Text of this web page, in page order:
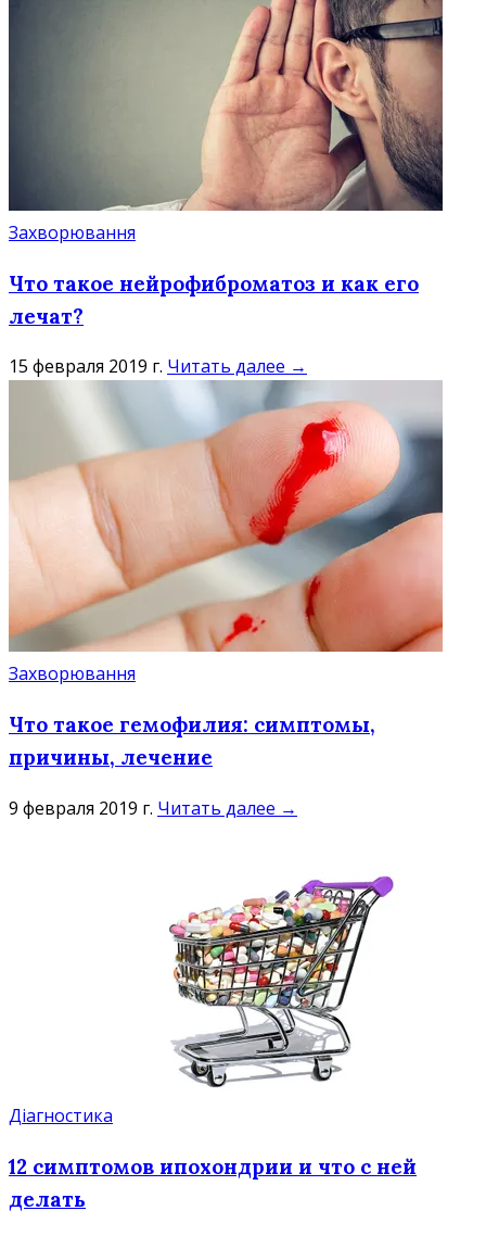
Захворювання
Что такое нейрофиброматоз и как его
лечат?
15 февраля 2019 г. Читать далее →
Захворювання
Что такое гемофилия: симптомы,
причины, лечение
9 февраля 2019 г. Читать далее →
Діагностика
12 симптомов ипохондрии и что с ней
делать